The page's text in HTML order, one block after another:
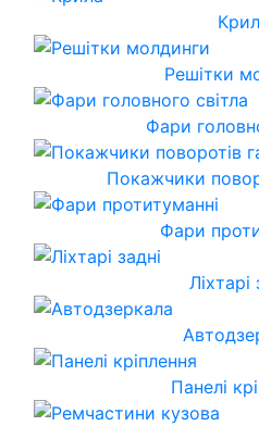
Решітки
Фари
Покажчики
Фари
Ліхтарі
Панелі